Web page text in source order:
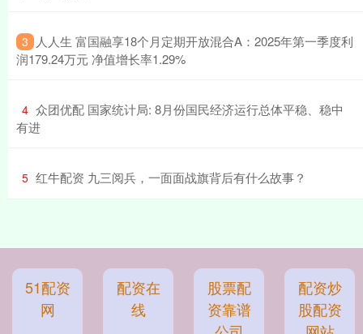
3
​人人生 富国融享18个月定期开放混合A：2025年第一季度利
润179.24万元 净值增长率1.29%
4 ​众团优配 国家统计局: 8月份国民经济运行总体平稳、稳中
有进
5 ​红牛配资 九三阅兵，一面面战旗背后有什么故事？
51配资
网
配资在
线
股票配
资靠谱
配资炒
股配资